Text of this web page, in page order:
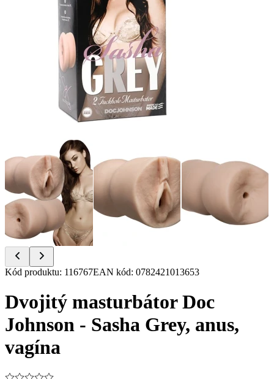
Item
of
Kód produktu: 116767EAN kód: 0782421013653
Dvojitý masturbátor Doc
Johnson - Sasha Grey, anus,
vagína